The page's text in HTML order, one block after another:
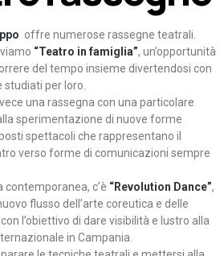
offre numerose rassegne teatrali.
“Teatro in famiglia”, un’opportunità
del tempo insieme divertendosi con
per loro.
una rassegna con una particolare
sperimentazione di nuove forme
spettacoli che rappresentano il
verso forme di comunicazioni sempre
contemporanea, c’è “Revolution Dance”,
flusso dell’arte coreutica e delle
l’obiettivo di dare visibilità e lustro alla
in Campania.